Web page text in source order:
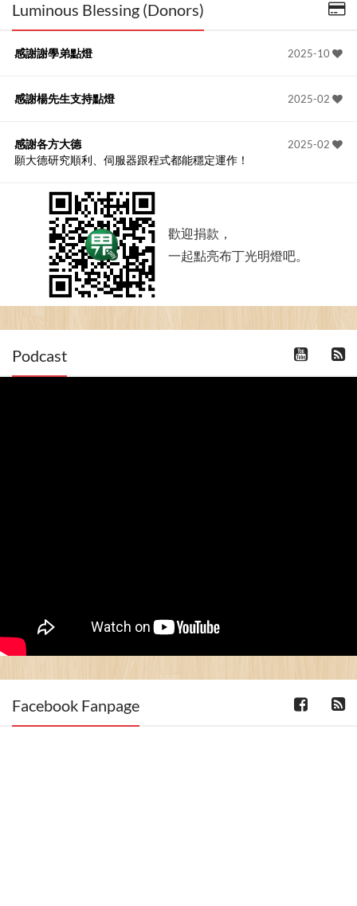
Luminous Blessing (Donors)
2025-10
感謝謝學弟點燈
2025-02
感謝楊先生支持點燈
2025-02
感謝各方大德
願大德研究順利、伺服器跟程式都能穩定運作！
歡迎捐款，
一起點亮布丁光明燈吧。
Podcast
Facebook Fanpage